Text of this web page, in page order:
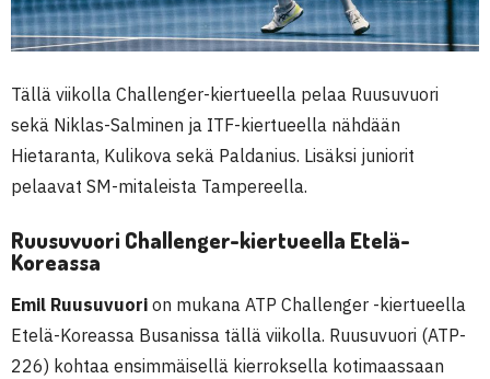
Tällä viikolla Challenger-kiertueella pelaa Ruusuvuori
sekä Niklas-Salminen ja ITF-kiertueella nähdään
Hietaranta, Kulikova sekä Paldanius. Lisäksi juniorit
pelaavat SM-mitaleista Tampereella.
Ruusuvuori Challenger-kiertueella Etelä-
Koreassa
Emil Ruusuvuori on mukana ATP Challenger -kiertueella
Etelä-Koreassa Busanissa tällä viikolla. Ruusuvuori (ATP-
226) kohtaa ensimmäisellä kierroksella kotimaassaan